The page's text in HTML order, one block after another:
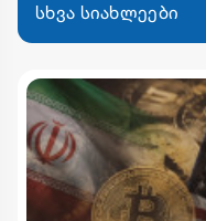
სხვა სიახლეები